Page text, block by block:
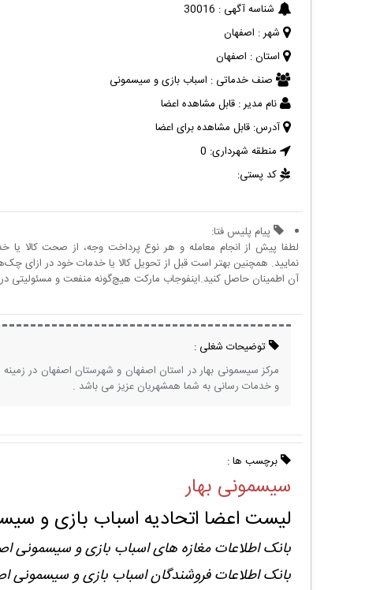
شناسه آگهی : 30016
شهر : اصفهان
استان : اصفهان
صنف خدماتی : اسباب بازی و سیسمونی
نام مدیر : قابل مشاهده اعضا
آدرس: قابل مشاهده برای اعضا
منطقه شهرداری: 0
کد پستی:
پیام پلیس فتا:
لطفا پیش از انجام معامله و هر نوع پرداخت وجه، از صحت کالا
نمایید. همچنین بهتر است قبل از تحویل کالا یا خدمات خود در ازای
آن اطمینان حاصل کنید.اینفوجاب مارکت هیچ‌گونه منفعت و مسئولیتی در
توضیحات شغلی :
مرکز سیسمونی بهار در استان اصفهان و شهرستان اصفهان در
و خدمات رسانی به شما همشهریان عزیز می باشد .
برچسب ها :
سیسمونی بهار
لیست اعضا اتحادیه اسباب بازی و
بانک اطلاعات مغازه های اسباب بازی و سیسمونی
بانک اطلاعات فروشندگان اسباب بازی و سیسمونی